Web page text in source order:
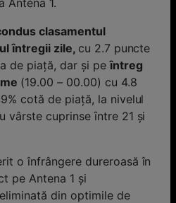
Antena 1.
clasamentul
ȋntregii zile, cu 2.7 puncte
de piaţă, dar și peȋntreg
(19.00 – 00.00) cu 4.8
cotă de piață, la nivelul
vârste cuprinse ȋntre 21 și
o înfrângere dureroasă în
pe Antena 1 și
din optimile de